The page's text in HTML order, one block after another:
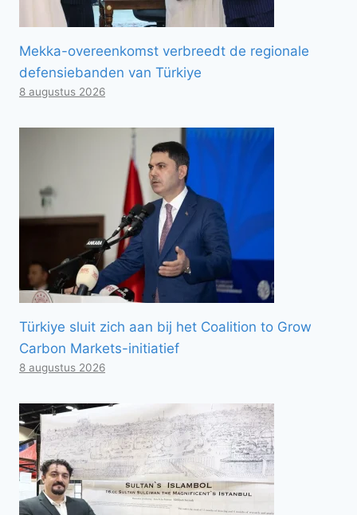
Mekka-overeenkomst verbreedt de regionale
defensiebanden van Türkiye
8 augustus 2026
Türkiye sluit zich aan bij het Coalition to Grow
Carbon Markets-initiatief
8 augustus 2026